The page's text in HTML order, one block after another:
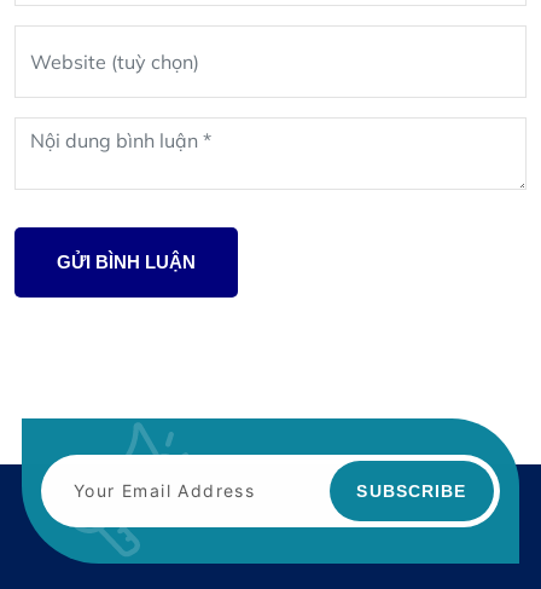
GỬI BÌNH LUẬN
SUBSCRIBE